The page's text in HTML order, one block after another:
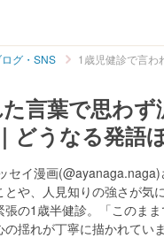
ログ・SNS 1歳児健診で言わ
言葉で思わ
どうなる発語
セイ漫画
とや、人見知りの強さが気
の1歳半健診。「このま
揺れが丁寧に描かれてい